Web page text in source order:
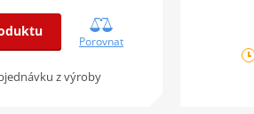
Porovnat
z výroby